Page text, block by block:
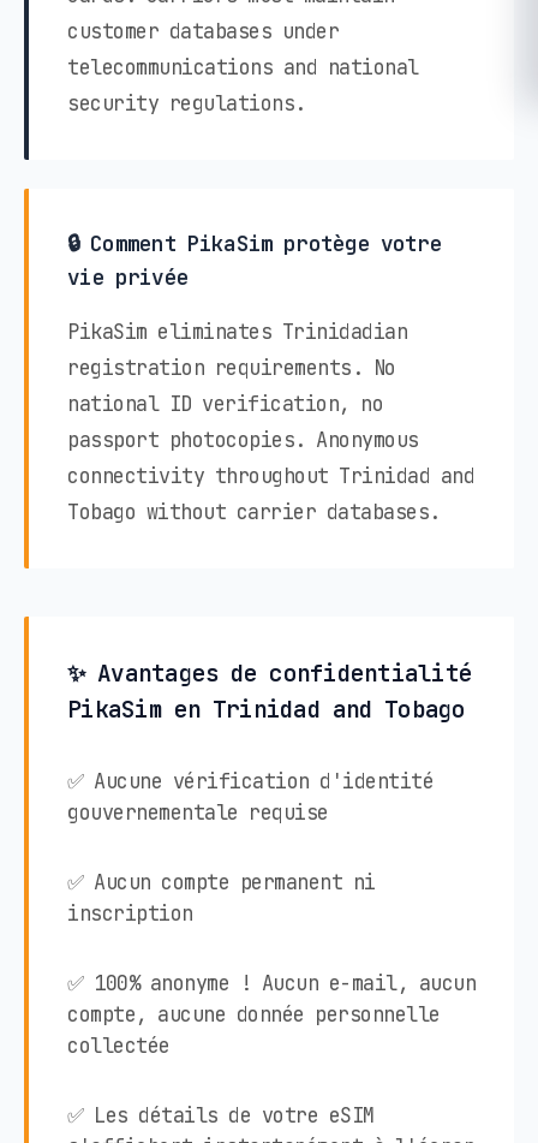
customer databases under
telecommunications and national
security regulations.
🔒 Comment PikaSim protège votre
vie privée
PikaSim eliminates Trinidadian
registration requirements. No
national ID verification, no
passport photocopies. Anonymous
connectivity throughout Trinidad and
Tobago without carrier databases.
✨ Avantages de confidentialité
PikaSim en Trinidad and Tobago
✅ Aucune vérification d'identité
gouvernementale requise
✅ Aucun compte permanent ni
inscription
✅ 100% anonyme ! Aucun e-mail, aucun
compte, aucune donnée personnelle
collectée
✅ Les détails de votre eSIM